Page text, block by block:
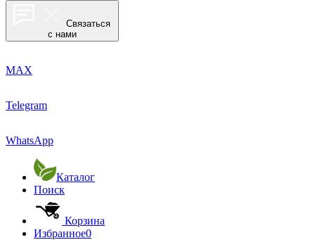
Связаться
с нами
MAX
Telegram
WhatsApp
Каталог
Поиск
Корзина
Избранное0